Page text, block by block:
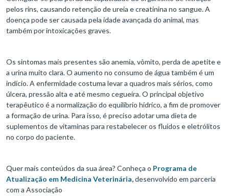
pelos rins, causando retenção de ureia e creatinina no sangue. A
doença pode ser causada pela idade avançada do animal, mas
também por intoxicações graves.
Os sintomas mais presentes são anemia, vômito, perda de apetite e
a urina muito clara. O aumento no consumo de água também é um
indício. A enfermidade costuma levar a quadros mais sérios, como
úlcera, pressão alta e até mesmo cegueira. O principal objetivo
terapêutico é a normalização do equilíbrio hídrico, a fim de promover
a formação de urina. Para isso, é preciso adotar uma dieta de
suplementos de vitaminas para restabelecer os fluidos e eletrólitos
no corpo do paciente.
Quer mais conteúdos da sua área? Conheça o Programa de
Atualização em Medicina Veterinária,desenvolvido em parceria
com a Associação